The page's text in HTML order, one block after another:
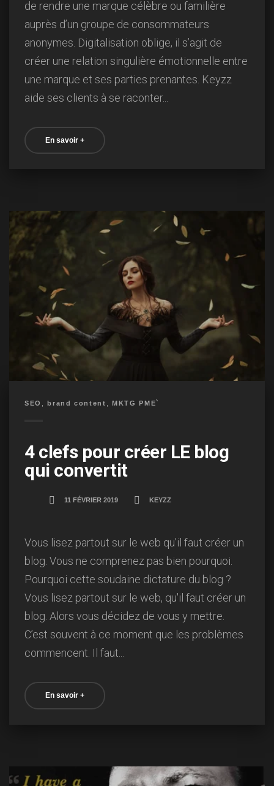
de rendre une marque célèbre ou familière
auprès d’un groupe de consommateurs
anonymes. Digitalisation oblige, il s’agit de
créer une relation singulière émotionnelle entre
une marque et ses parties prenantes. Keyzz
aide ses clients à se raconter...
En savoir +
SEO , brand content , MKTG PME`
4 clefs pour créer LE blog
qui convertit
11 FÉVRIER 2019 KEYZZ
Vous lisez partout sur le web qu’il faut créer un
blog. Vous ne comprenez pas bien pourquoi.
Pourquoi cette soudaine dictature du blog ?
Vous lisez partout sur le web, qu'il faut créer un
blog. Alors vous décidez de vous y mettre.
C’est souvent à ce moment que les problèmes
commencent. Il faut...
En savoir +